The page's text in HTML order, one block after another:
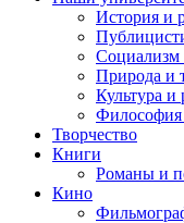
История и
Природа и
Культура и
Философия
Творчество
Книги
Романы и
Кино